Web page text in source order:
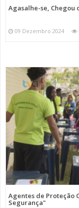
Agasalhe-se, Chegou
09 Dezembro 2024
Agentes de Proteção
Segurança"